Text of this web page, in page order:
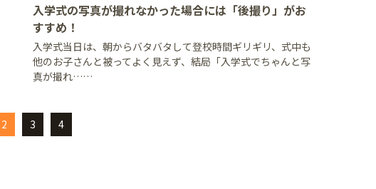
入学式の写真が撮れなかった場合には「後撮り」がお
すすめ！
入学式当日は、朝からバタバタして登校時間ギリギリ、式中も
他のお子さんと被ってよく見えず、結局「入学式でちゃんと写
真が撮れ……
2 3 4